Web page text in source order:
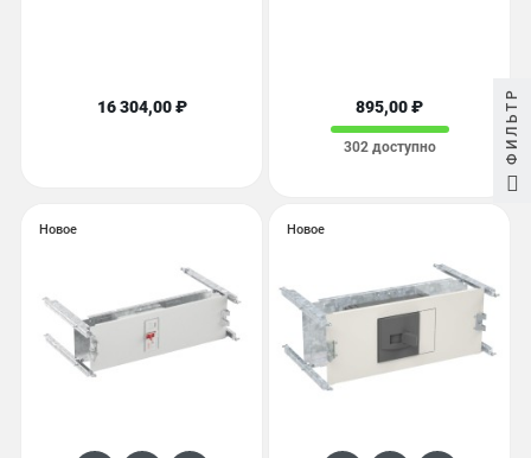
16 304,00 ₽ 895,00 ₽
302 доступно
Новое Новое
ФИЛЬТР